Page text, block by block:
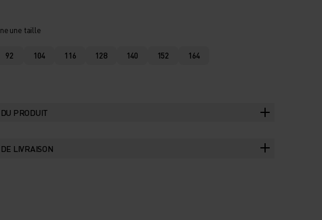
une taille
92 104 116 128 140 152 164
PRODUIT
LIVRAISON